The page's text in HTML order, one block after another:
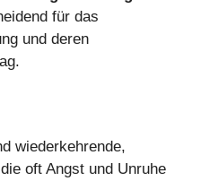
für das
und deren
wiederkehrende,
oft Angst und Unruhe